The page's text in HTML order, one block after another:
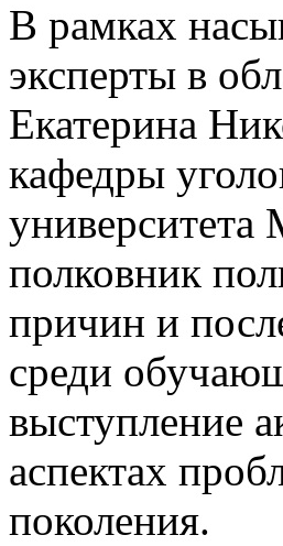
В рамках
эксперты в
Екатерина
кафедры
полковник
причин и
среди
выступление
аспектах
поколения.